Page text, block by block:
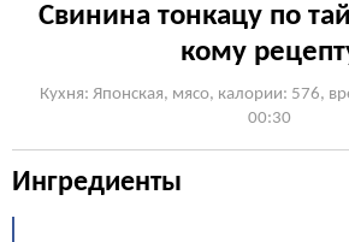
Свинина тонкацу по
кому
Кухня: Японская, мясо, калории: 576,
00:30
Ингредиенты